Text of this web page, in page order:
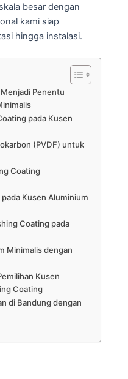
besar dengan
kami siap
hingga instalasi.
Penentu
pada Kusen
(PVDF) untuk
Coating
Kusen Aluminium
Coating pada
Minimalis dengan
Kusen
Coating
di Bandung dengan